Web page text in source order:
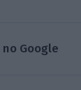
Google